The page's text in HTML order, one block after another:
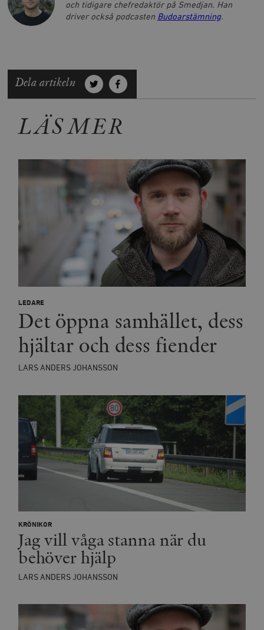
och tidigare chefredaktör på Smedjan. Han
driver också podcasten Budoarstämning.
Dela artikeln
LÄS MER
LEDARE
Det öppna samhället, dess
hjältar och dess fiender
LARS ANDERS JOHANSSON
KRÖNIKOR
Jag vill våga stanna när du
behöver hjälp
LARS ANDERS JOHANSSON